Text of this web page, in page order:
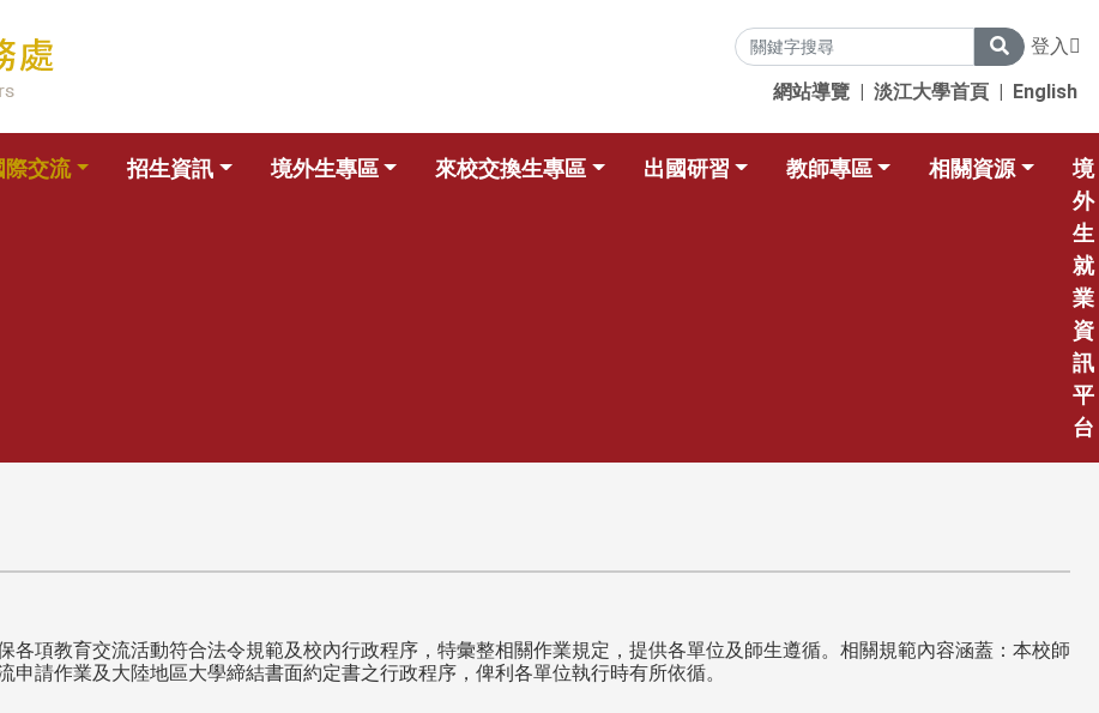
登入
網站導覽 | 淡江大學首頁 | English
際交流 招生資訊 境外生專區 來校交換生專區 出國研習 教師專區 相關資源
境
外
生
就
業
資
訊
平
台
項教育交流活動符合法令規範及校內行政程序，特彙整相關作業規定，提供各單位及師生遵循。相關規範內容涵蓋：本校師
請作業及大陸地區大學締結書面約定書之行政程序，俾利各單位執行時有所依循。